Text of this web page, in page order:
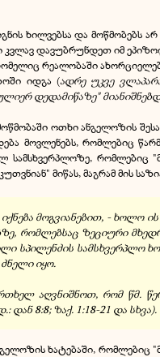
ხილვებსა და მოწმობებს
კვლავ დავუბრუნდეთ იმ
რეალობაში
იდგა (ადრე უკვე
დედამიწაზე"
ოთხი ანგელოზის
მოვლენებს, რომლებიც
რომლებიც
მიწას, მაგრამ მის
მოგვიანებით, - ხოლო
რომლებსაც ზეციური
სპილენძის სამსხვერპლო
იყო.
აღვნიშნოთ, რომ წმ.
8:8; ზაქ. 1:18-21 და სხვა).
ხატებაში, რომლებიც